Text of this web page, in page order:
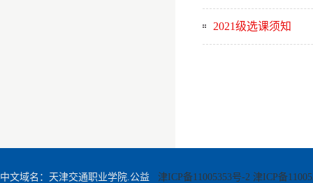
2021级选课须知
中文域名：天津交通职业学院.公益 津ICP备11005353号-2 津ICP备